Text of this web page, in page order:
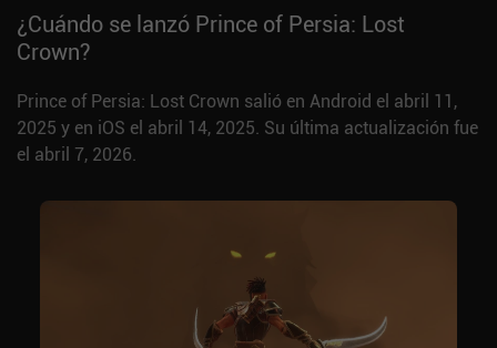
¿Cuándo se lanzó Prince of Persia: Lost
Crown?
Prince of Persia: Lost Crown salió en Android el abril 11,
2025 y en iOS el abril 14, 2025. Su última actualización fue
el abril 7, 2026.